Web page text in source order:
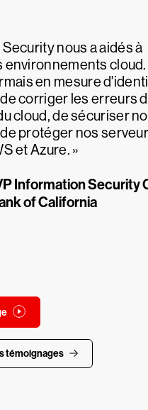
nous a aidés à
cloud.
en mesure
corriger les erreurs
cloud, de sécuriser
protéger nos
et Azure. »
Information Security
of California
témoignages